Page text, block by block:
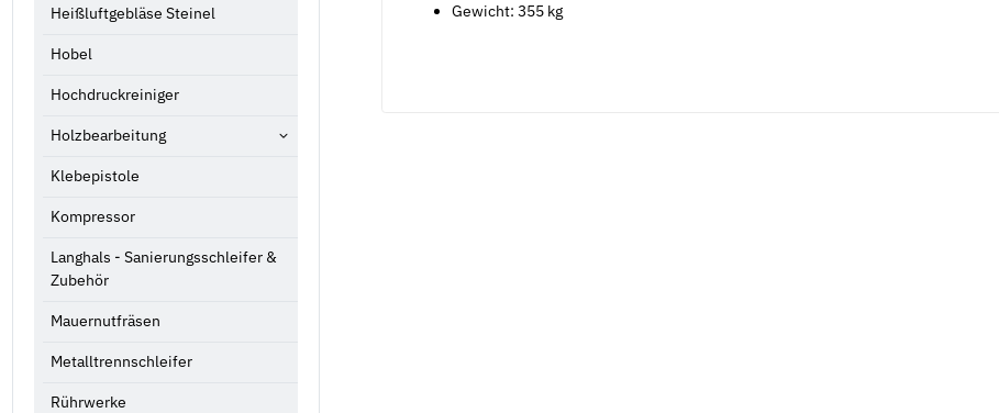
Gewicht: 355 kg
Heißluftgebläse Steinel
Hobel
Hochdruckreiniger
Holzbearbeitung
Klebepistole
Kompressor
Langhals - Sanierungsschleifer &
Zubehör
Mauernutfräsen
Metalltrennschleifer
Rührwerke